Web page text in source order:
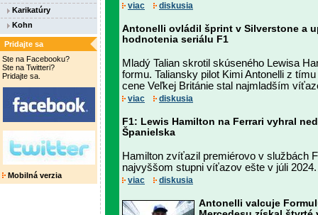
Karikatúry
Kohn
Pridajte sa
Ste na Facebooku?
Ste na Twitteri?
Pridajte sa.
Mobilná verzia
viac diskusia
Antonelli ovládil šprint v Silverstone a
hodnotenia seriálu F1
Mladý Talian skrotil skúseného Lewisa
formu. Taliansky pilot Kimi Antonelli z
cene Veľkej Británie stal najmladším
viac diskusia
F1: Lewis Hamilton na Ferrari vyhral
Španielska
Hamilton zvíťazil premiérovo v službách
najvyššom stupni víťazov ešte v júli 2024.
viac diskusia
Antonelli valcuje